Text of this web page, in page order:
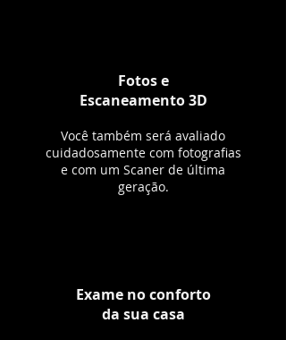
Fotos e
Escaneamento 3D
Você também será avaliado
cuidadosamente com fotografias
e com um Scaner de última
geração.
Exame no conforto
da sua casa